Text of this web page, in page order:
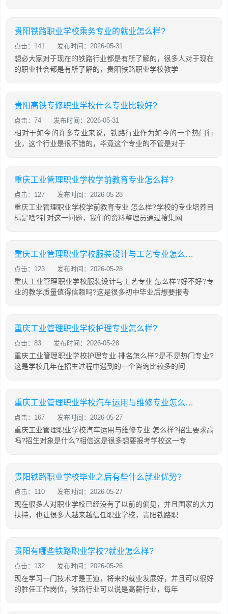
贵阳铁路职业学校乘务专业的就业怎么样?
点击：141 发布时间：2026-05-31
想必大家对于现在的铁路行业都是有所了解的，很多人对于现在
的职业社会都是有所了解的，贵阳铁路职业学校教学
贵阳高铁专修职业学校什么专业比较好?
点击：74 发布时间：2026-05-31
相对于如今的许多专业来说，铁路行业作为如今的一个热门行
业，这个行业是很不错的，毕竟这个专业的不管是对于
重庆工业管理职业学校学前教育专业怎么样?
点击：127 发布时间：2026-05-28
重庆工业管理职业学校学前教育专业 怎么样?学校的专业培养目
标是啥?针对这一问题，我们的资料整理员通过搜集网
重庆工业管理职业学校服装设计与工艺专业怎么样?
点击：123 发布时间：2026-05-28
重庆工业管理职业学校服装设计与工艺专业 怎么样?好不好?专
业的教学质量值得信赖吗?这是很多初中毕业后想要报考
重庆工业管理职业学校护理专业怎么样?
点击：83 发布时间：2026-05-28
重庆工业管理职业学校护理专业 排名怎么样?是不是热门专业?
这是学校几年在招生过程中遇到的一个咨询比较多的问
重庆工业管理职业学校汽车运用与维修专业怎么样?
点击：167 发布时间：2026-05-27
重庆工业管理职业学校汽车运用与维修专业 怎么样?招生要求高
吗?招生对象是什么?相信这是很多想要报考学校这一专
贵阳铁路职业学校毕业之后有些什么就业优势?
点击：110 发布时间：2026-05-27
现在很多人对职业学校已经没有了以前的偏见，并且国家的大力
扶持，也让很多人越来越信任职业学校，贵阳铁路职
贵阳有哪些铁路职业学校?就业怎么样?
点击：132 发布时间：2026-05-26
现在学习一门技术才是王道，将来的就业发展好，并且可以很好
的胜任工作岗位，铁路行业可以说是高薪行业，每年